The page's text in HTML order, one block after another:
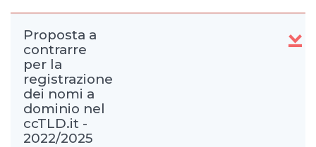
Proposta a
contrarre
per la
registrazione
dei nomi a
dominio nel
ccTLD.it -
2022/2025